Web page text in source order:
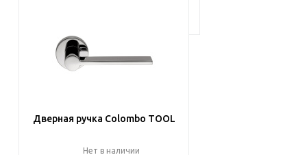
Дверная ручка Colombo TOOL
Нет в наличии